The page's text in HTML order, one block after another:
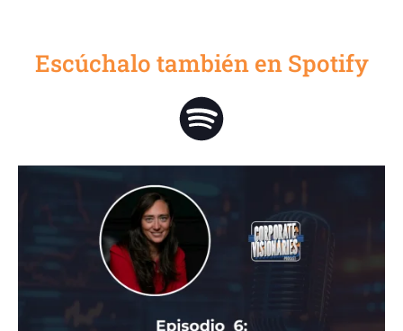
Escúchalo también en Spotify